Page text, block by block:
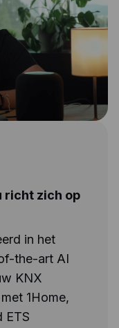
richt zich op
in het
the-art AI
KNX
1Home,
ETS